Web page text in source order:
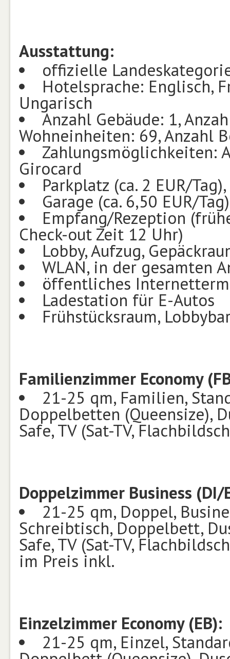
Ausstattung:
offizielle
Hotelsprache: Englisch,
Ungarisch
Anzahl Gebäude: 1,
Wohneinheiten: 69, Anzahl
Zahlungsmöglichkeiten:
Girocard
Parkplatz (ca. 2 EUR/
Garage (ca. 6,50 EUR/
Empfang/Rezeption
Check-out Zeit 12 Uhr)
Lobby, Aufzug,
WLAN, in der gesamten
öffentliches
Ladestation für E-Autos
Frühstücksraum,
Familienzimmer Economy
21-25 qm, Familien,
Doppelbetten (Queensize),
Safe, TV (Sat-TV,
Doppelzimmer Business (DI/
21-25 qm, Doppel,
Schreibtisch, Doppelbett,
Safe, TV (Sat-TV,
im Preis inkl.
Einzelzimmer Economy (EB):
21-25 qm, Einzel,